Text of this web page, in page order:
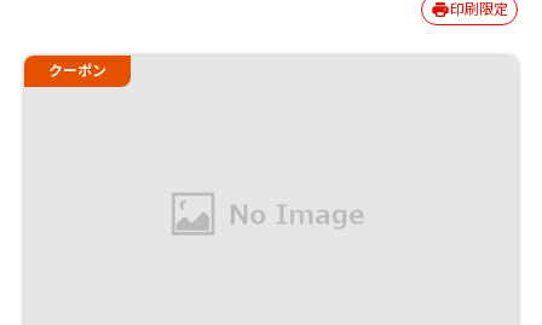
印刷限定
クーポン